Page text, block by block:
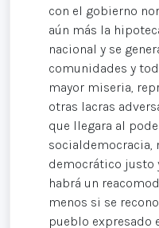
con el gobierno
aún más la
nacional y se
comunidades y
mayor miseria,
otras lacras
que llegara al
socialdemocracia,
democrático justo
habrá un
menos si se
pueblo expresado